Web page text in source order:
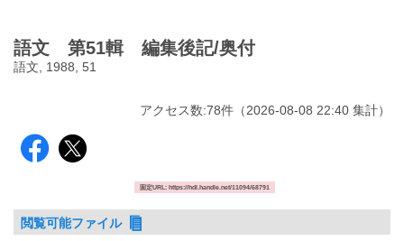
語文 第51輯 編集後記/奥付
語文, 1988, 51
アクセス数:78件 （2026-08-08 22:40 集計）
固定URL: https://hdl.handle.net/11094/68791
閲覧可能ファイル